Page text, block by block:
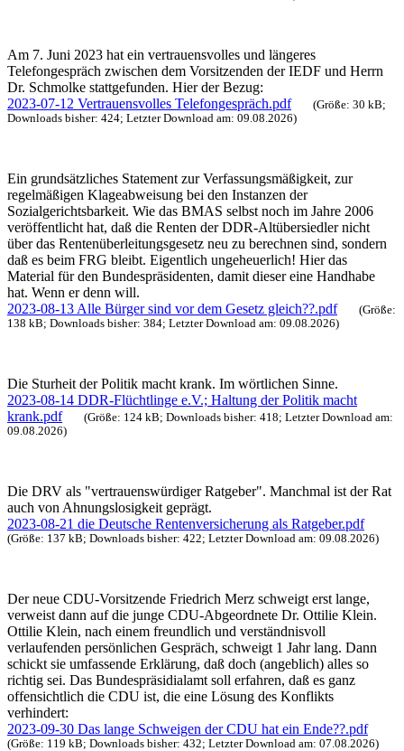
Am 7. Juni 2023 hat ein vertrauensvolles und längeres
Telefongespräch zwischen dem Vorsitzenden der IEDF und Herrn
Dr. Schmolke stattgefunden. Hier der Bezug:
2023-07-12 Vertrauensvolles Telefongespräch.pdf
(Größe: 30 kB;
Downloads bisher: 424; Letzter Download am: 09.08.2026)
Ein grundsätzliches Statement zur Verfassungsmäßigkeit, zur
regelmäßigen Klageabweisung bei den Instanzen der
Sozialgerichtsbarkeit. Wie das BMAS selbst noch im Jahre 2006
veröffentlicht hat, daß die Renten der DDR-Altübersiedler nicht
über das Rentenüberleitungsgesetz neu zu berechnen sind, sondern
daß es beim FRG bleibt. Eigentlich ungeheuerlich! Hier das
Material für den Bundespräsidenten, damit dieser eine Handhabe
hat. Wenn er denn will.
2023-08-13 Alle Bürger sind vor dem Gesetz gleich??.pdf
(Größe:
138 kB; Downloads bisher: 384; Letzter Download am: 09.08.2026)
Die Sturheit der Politik macht krank. Im wörtlichen Sinne.
2023-08-14 DDR-Flüchtlinge e.V.; Haltung der Politik macht
krank.pdf
(Größe: 124 kB; Downloads bisher: 418; Letzter Download am:
09.08.2026)
Die DRV als "vertrauenswürdiger Ratgeber". Manchmal ist der Rat
auch von Ahnungslosigkeit geprägt.
2023-08-21 die Deutsche Rentenversicherung als Ratgeber.pdf
(Größe: 137 kB; Downloads bisher: 422; Letzter Download am: 09.08.2026)
Der neue CDU-Vorsitzende Friedrich Merz schweigt erst lange,
verweist dann auf die junge CDU-Abgeordnete Dr. Ottilie Klein.
Ottilie Klein, nach einem freundlich und verständnisvoll
verlaufenden persönlichen Gespräch, schweigt 1 Jahr lang. Dann
schickt sie umfassende Erklärung, daß doch (angeblich) alles so
richtig sei. Das Bundespräsidialamt soll erfahren, daß es ganz
offensichtlich die CDU ist, die eine Lösung des Konflikts
verhindert:
2023-09-30 Das lange Schweigen der CDU hat ein Ende??.pdf
(Größe: 119 kB; Downloads bisher: 432; Letzter Download am: 07.08.2026)